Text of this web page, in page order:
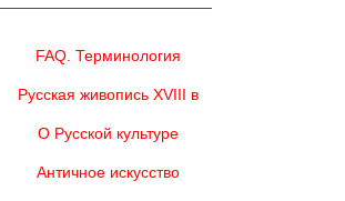
FAQ. Терминология
Русская живопись XVIII в
О Русской культуре
Античное искусство